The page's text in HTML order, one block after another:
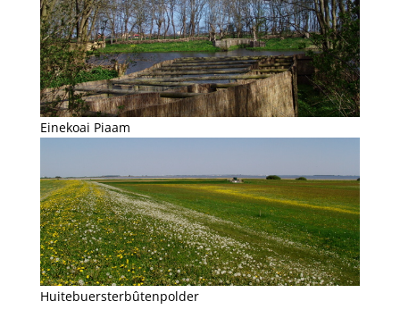
Einekoai Piaam
Huitebuersterbûtenpolder